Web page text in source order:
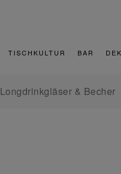
TISCHKULTUR BAR
Longdrinkgläser & Becher